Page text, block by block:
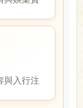
與入行注